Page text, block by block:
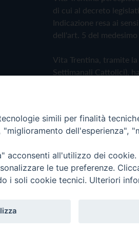
di cui al decreto
Indicazione resa ai
dell'art. 5 del medesimo
Vita Trentina, tramite la
Settimanali Cattolici),
Privacy Policy
- Vita Trentina Editrice
simili per finalità
"miglioramento dell'esperienza",
acconsenti all'utilizzo dei
le tue preferenze.
i soli cookie tecnici. Ulteriori